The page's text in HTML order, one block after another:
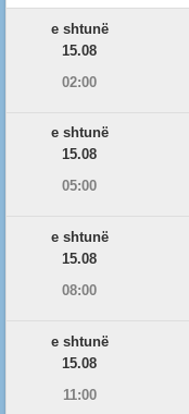
e shtunë
15.08
02:00
e shtunë
15.08
05:00
e shtunë
15.08
08:00
e shtunë
15.08
11:00